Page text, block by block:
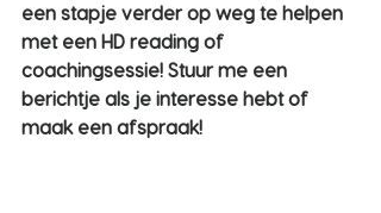
een stapje verder op weg te helpen
met een HD reading of
coachingsessie! Stuur me een
berichtje als je interesse hebt of
maak een afspraak!